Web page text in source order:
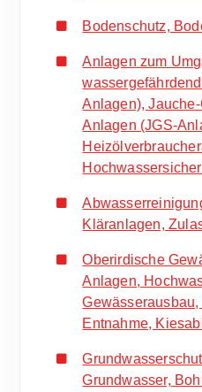
Bodenschutz,
Anlagen zum
Anlagen),
Anlagen (JGS-
Kläranlagen,
Oberirdische
Anlagen,
Entnahme,
Grundwasser,